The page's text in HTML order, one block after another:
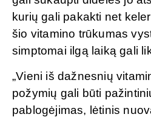
kurių gali pakakti net
šio vitamino trūkumas
simptomai ilgą laiką gali
„Vieni iš dažnesnių
požymių gali būti
pablogėjimas, lėtinis